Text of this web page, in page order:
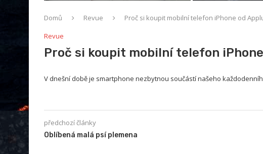
Domů Revue
Proč si koupit mobilní telefon iPhone od
Revue
Proč si koupit mobilní telefon
V dnešní době je smartphone nezbytnou součástí našeho
předchozí články
Oblíbená malá psí plemena